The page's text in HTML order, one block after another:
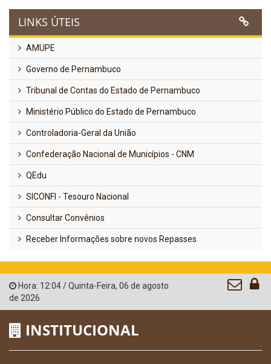
LINKS ÚTEIS
AMUPE
Governo de Pernambuco
Tribunal de Contas do Estado de Pernambuco
Ministério Público do Estado de Pernambuco
Controladoria-Geral da União
Confederação Nacional de Municípios - CNM
QEdu
SICONFI - Tesouro Nacional
Consultar Convênios
Receber Informações sobre novos Repasses
Hora: 12:04/Quinta-Feira, 06 de agosto
de 2026
INSTITUCIONAL